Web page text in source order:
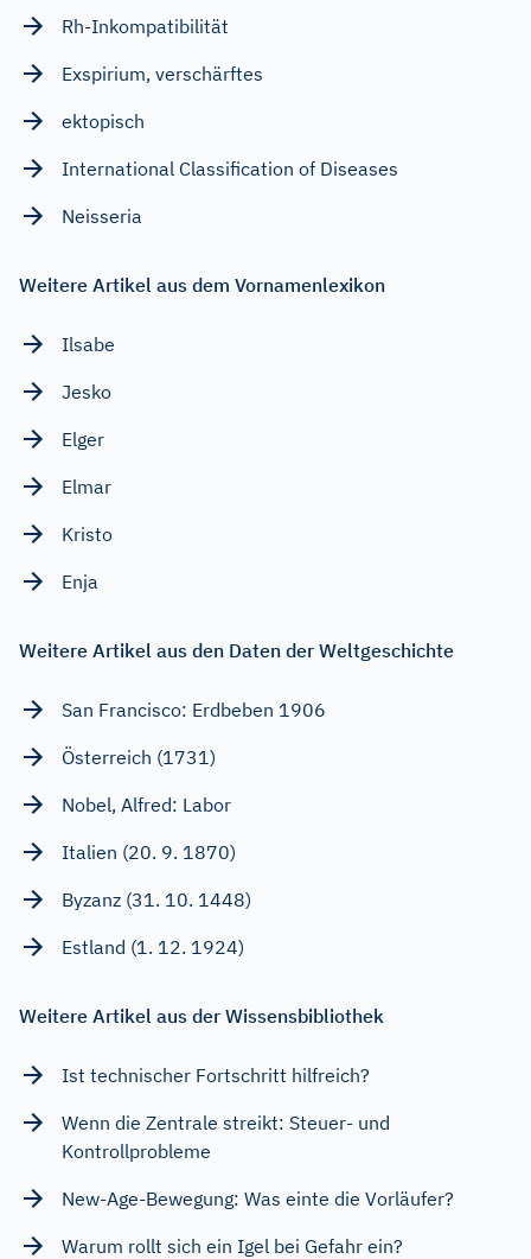
Rh-Inkompatibilität
Exspirium, verschärftes
ektopisch
International Classification of Diseases
Neisseria
Weitere Artikel aus dem Vornamenlexikon
Ilsabe
Jesko
Elger
Elmar
Kristo
Enja
Weitere Artikel aus den Daten der Weltgeschichte
San Francisco: Erdbeben 1906
Österreich (1731)
Nobel, Alfred: Labor
Italien (20. 9. 1870)
Byzanz (31. 10. 1448)
Estland (1. 12. 1924)
Weitere Artikel aus der Wissensbibliothek
Ist technischer Fortschritt hilfreich?
Wenn die Zentrale streikt: Steuer- und
Kontrollprobleme
New-Age-Bewegung: Was einte die Vorläufer?
Warum rollt sich ein Igel bei Gefahr ein?